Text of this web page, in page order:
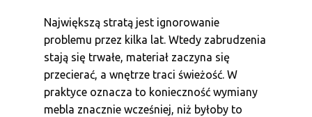
Największą stratą jest ignorowanie
problemu przez kilka lat. Wtedy zabrudzenia
stają się trwałe, materiał zaczyna się
przecierać, a wnętrze traci świeżość. W
praktyce oznacza to konieczność wymiany
mebla znacznie wcześniej, niż byłoby to